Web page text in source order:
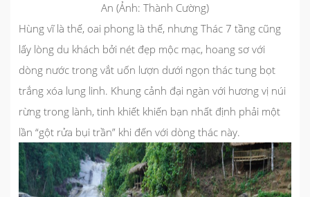
An (Ảnh: Thành Cường)
Hùng vĩ là thế, oai phong là thế, nhưng Thác 7 tầng cũng
lấy lòng du khách bởi nét đẹp mộc mạc, hoang sơ với
dòng nước trong vắt uốn lượn dưới ngọn thác tung bọt
trắng xóa lung linh. Khung cảnh đại ngàn với hương vị núi
rừng trong lành, tinh khiết khiến bạn nhất định phải một
lần “gột rửa bụi trần” khi đến với dòng thác này.